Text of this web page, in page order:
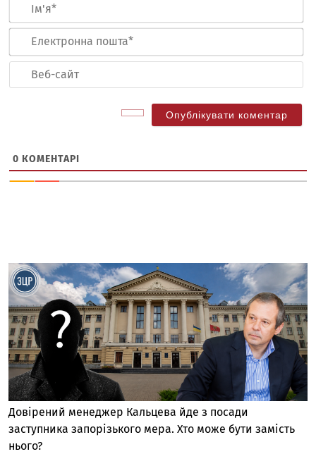
0 КОМЕНТАРІ
Довірений менеджер Кальцева йде з посади
заступника запорізького мера. Хто може бути замість
нього?